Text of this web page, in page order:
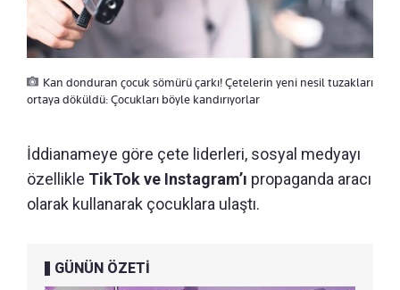
Kan donduran çocuk sömürü çarkı! Çetelerin yeni nesil tuzakları
ortaya döküldü: Çocukları böyle kandırıyorlar
İddianameye göre çete liderleri, sosyal medyayı
özellikle TikTok ve Instagram’ı propaganda aracı
olarak kullanarak çocuklara ulaştı.
GÜNÜN ÖZETİ